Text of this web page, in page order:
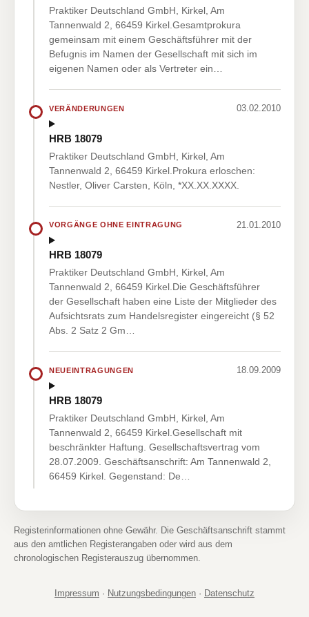
Praktiker Deutschland GmbH, Kirkel, Am
Tannenwald 2, 66459 Kirkel.Gesamtprokura
gemeinsam mit einem Geschäftsführer mit der
Befugnis im Namen der Gesellschaft mit sich im
eigenen Namen oder als Vertreter ein…
VERÄNDERUNGEN 03.02.2010
HRB 18079
Praktiker Deutschland GmbH, Kirkel, Am
Tannenwald 2, 66459 Kirkel.Prokura erloschen:
Nestler, Oliver Carsten, Köln, *XX.XX.XXXX.
VORGÄNGE OHNE EINTRAGUNG 21.01.2010
HRB 18079
Praktiker Deutschland GmbH, Kirkel, Am
Tannenwald 2, 66459 Kirkel.Die Geschäftsführer
der Gesellschaft haben eine Liste der Mitglieder des
Aufsichtsrats zum Handelsregister eingereicht (§ 52
Abs. 2 Satz 2 Gm…
NEUEINTRAGUNGEN 18.09.2009
HRB 18079
Praktiker Deutschland GmbH, Kirkel, Am
Tannenwald 2, 66459 Kirkel.Gesellschaft mit
beschränkter Haftung. Gesellschaftsvertrag vom
28.07.2009. Geschäftsanschrift: Am Tannenwald 2,
66459 Kirkel. Gegenstand: De…
Registerinformationen ohne Gewähr. Die Geschäftsanschrift stammt
aus den amtlichen Registerangaben oder wird aus dem
chronologischen Registerauszug übernommen.
Impressum · Nutzungsbedingungen · Datenschutz